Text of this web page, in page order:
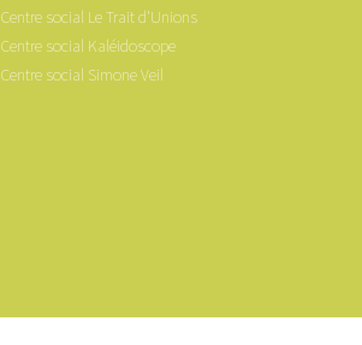
Centre social Le Trait d'Unions
Centre social Kaléidoscope
Centre social Simone Veil